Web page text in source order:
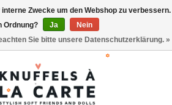
Zwecke um den Webshop zu verbessern.
Ordnung?
Ja
Nein
Sie bitte unsere Datenschutzerklärung. »